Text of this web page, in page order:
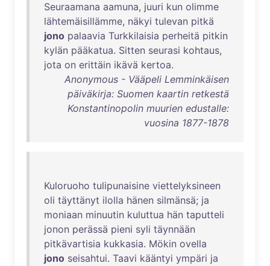
Seuraamana aamuna, juuri kun olimme
lähtemäisillämme, näkyi tulevan pitkä
jono palaavia Turkkilaisia perheitä pitkin
kylän pääkatua. Sitten seurasi kohtaus,
jota on erittäin ikävä kertoa.
Anonymous - Vääpeli Lemminkäisen
päiväkirja: Suomen kaartin retkestä
Konstantinopolin muurien edustalle:
vuosina 1877-1878
Kuloruoho tulipunaisine viettelyksineen
oli täyttänyt ilolla hänen silmänsä; ja
moniaan minuutin kuluttua hän taputteli
jonon perässä pieni syli täynnään
pitkävartisia kukkasia. Mökin ovella
jono seisahtui. Taavi kääntyi ympäri ja